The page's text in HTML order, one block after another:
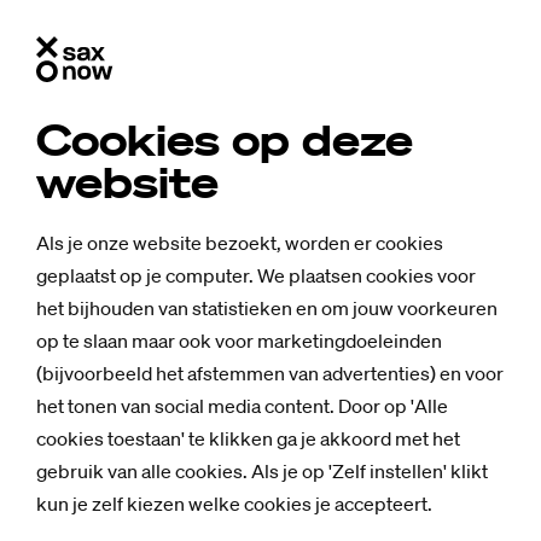
Cookies op deze
website
Als je onze website bezoekt, worden er cookies
geplaatst op je computer. We plaatsen cookies voor
het bijhouden van statistieken en om jouw voorkeuren
op te slaan maar ook voor marketingdoeleinden
(bijvoorbeeld het afstemmen van advertenties) en voor
het tonen van social media content. Door op 'Alle
cookies toestaan' te klikken ga je akkoord met het
gebruik van alle cookies. Als je op 'Zelf instellen' klikt
kun je zelf kiezen welke cookies je accepteert.
Nieuws